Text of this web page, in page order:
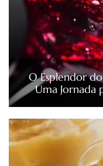
O Esplendor
Uma Jornada